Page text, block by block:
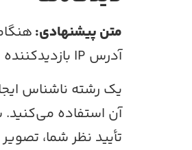
متن پیشنهادی:
آدرس IP بازدیدکننده و رشته عامل کاربر مرورگر را برای کمک به تشخیص هرزنامه جمع‌آوری می‌کنیم.
تأیید نظر شما،